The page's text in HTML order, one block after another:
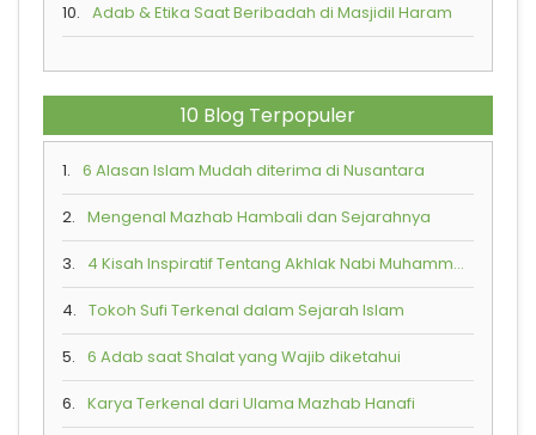
10. Adab & Etika Saat Beribadah di Masjidil Haram
10 Blog Terpopuler
1. 6 Alasan Islam Mudah diterima di Nusantara
2. Mengenal Mazhab Hambali dan Sejarahnya
3. 4 Kisah Inspiratif Tentang Akhlak Nabi Muhammad SAW
4. Tokoh Sufi Terkenal dalam Sejarah Islam
5. 6 Adab saat Shalat yang Wajib diketahui
6. Karya Terkenal dari Ulama Mazhab Hanafi